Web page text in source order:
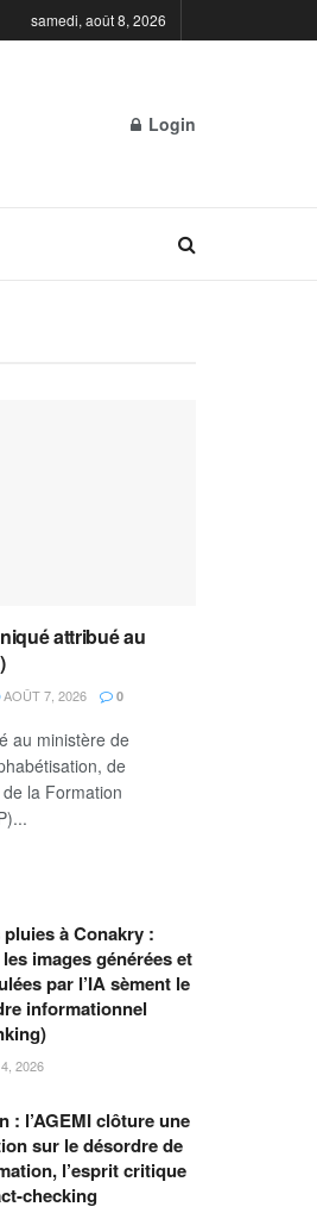
samedi, août 8, 2026
Login
attribué au
AOÛT 7, 2026 0
au ministère de
de
la Formation
à Conakry :
images générées et
par l’IA sèment le
informationnel
2026
: l’AGEMI clôture une
sur le désordre de
l’esprit critique
checking